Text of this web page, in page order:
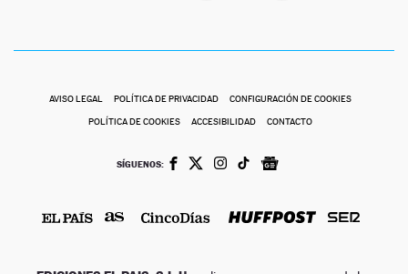
AVISO LEGAL POLÍTICA DE PRIVACIDAD CONFIGURACIÓN DE COOKIES
POLÍTICA DE COOKIES ACCESIBILIDAD CONTACTO
SÍGUENOS: